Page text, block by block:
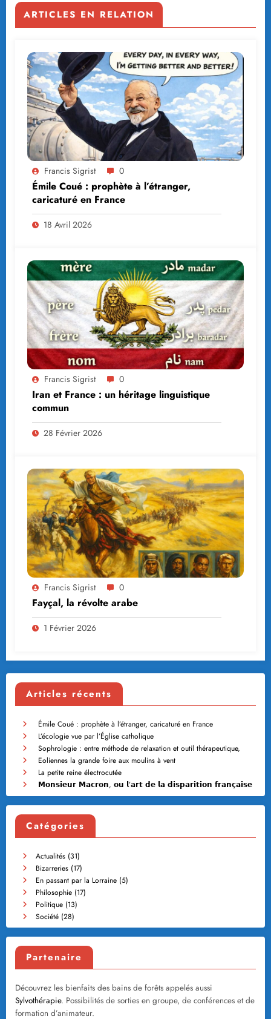
ARTICLES EN RELATION
Francis Sigrist 0
Émile Coué : prophète à l’étranger,
caricaturé en France
18 Avril 2026
Francis Sigrist 0
Iran et France : un héritage linguistique
commun
28 Février 2026
Francis Sigrist 0
Fayçal, la révolte arabe
1 Février 2026
Articles récents
Émile Coué : prophète à l’étranger, caricaturé en France
L’écologie vue par l’Église catholique
Sophrologie : entre méthode de relaxation et outil thérapeutique,
Eoliennes la grande foire aux moulins à vent
La petite reine électrocutée
𝗠𝗼𝗻𝘀𝗶𝗲𝘂𝗿 𝗠𝗮𝗰𝗿𝗼𝗻, 𝗼𝘂 𝗹’𝗮𝗿𝘁 𝗱𝗲 𝗹𝗮 𝗱𝗶𝘀𝗽𝗮𝗿𝗶𝘁𝗶𝗼𝗻 𝗳𝗿𝗮𝗻𝗰̧𝗮𝗶𝘀𝗲
Catégories
Actualités (31)
Bizarreries (17)
En passant par la Lorraine (5)
Philosophie (17)
Politique (13)
Société (28)
Partenaire
Découvrez les bienfaits des bains de forêts appelés aussi
Sylvothérapie. Possibilités de sorties en groupe, de conférences et de
formation d’animateur.